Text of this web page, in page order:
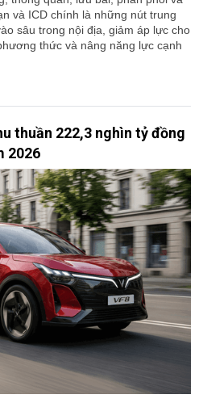
và ICD chính là những nút trung
sâu trong nội địa, giảm áp lực cho
thức và nâng năng lực cạnh
thuần 222,3 nghìn tỷ đồng
2026